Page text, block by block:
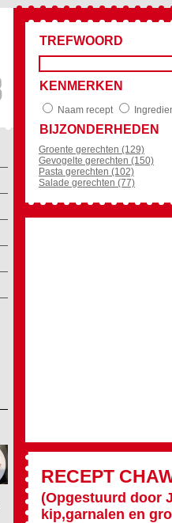
TREFWOORD
KENMERKEN
Naam recept
BIJZONDERHEDEN
Groente gerechten (129)
Gevogelte gerechten (150)
Pasta gerechten (102)
Salade gerechten (77)
RECEPT
(Opgestuurd door
kip,garnalen en